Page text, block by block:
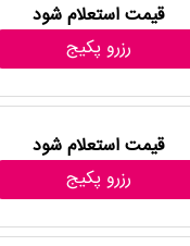
قیمت استعلام شود
رزرو پکیج
قیمت استعلام شود
رزرو پکیج